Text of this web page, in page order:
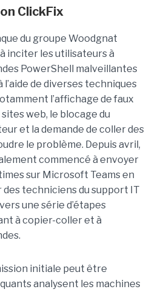
ClickFix
du groupe Woodgnat
inciter les utilisateurs à
PowerShell malveillantes
de diverses techniques
l’affichage de faux
web, le blocage du
et la demande de coller des
le problème. Depuis avril,
commencé à envoyer
sur Microsoft Teams en
des techniciens du support IT
une série d’étapes
à copier-coller et à
initiale peut être
analysent les machines